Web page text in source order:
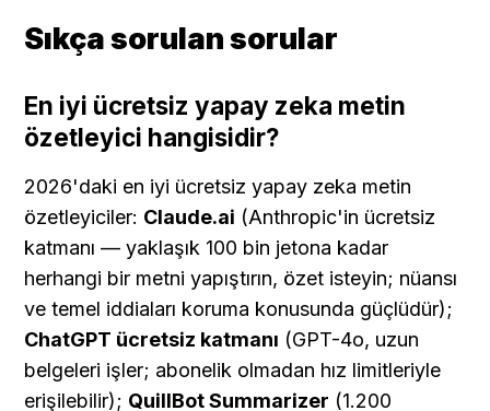
Sıkça sorulan sorular
En iyi ücretsiz yapay zeka metin
özetleyici hangisidir?
2026'daki en iyi ücretsiz yapay zeka metin
özetleyiciler: Claude.ai (Anthropic'in ücretsiz
katmanı — yaklaşık 100 bin jetona kadar
herhangi bir metni yapıştırın, özet isteyin; nüansı
ChatGPT ücretsiz katmanı (GPT-4o, uzun
belgeleri işler; abonelik olmadan hız limitleriyle
erişilebilir); QuillBot Summarizer (1.200